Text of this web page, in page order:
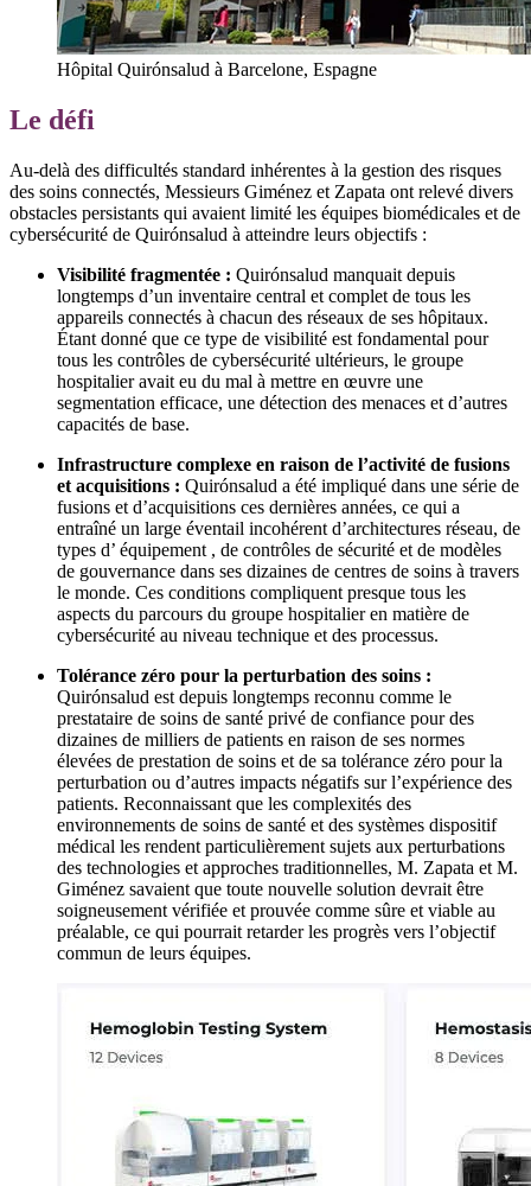
Hôpital Quirónsalud à Barcelone, Espagne
Le défi
Au-delà des difficultés standard inhérentes à la gestion des risques
des soins connectés, Messieurs Giménez et Zapata ont relevé divers
obstacles persistants qui avaient limité les équipes biomédicales et de
cybersécurité de Quirónsalud à atteindre leurs objectifs :
Visibilité fragmentée : Quirónsalud manquait depuis
longtemps d’un inventaire central et complet de tous les
appareils connectés à chacun des réseaux de ses hôpitaux.
Étant donné que ce type de visibilité est fondamental pour
tous les contrôles de cybersécurité ultérieurs, le groupe
hospitalier avait eu du mal à mettre en œuvre une
segmentation efficace, une détection des menaces et d’autres
capacités de base.
Infrastructure complexe en raison de l’activité de fusions
et acquisitions : Quirónsalud a été impliqué dans une série de
fusions et d’acquisitions ces dernières années, ce qui a
entraîné un large éventail incohérent d’architectures réseau, de
types d’ équipement , de contrôles de sécurité et de modèles
de gouvernance dans ses dizaines de centres de soins à travers
le monde. Ces conditions compliquent presque tous les
aspects du parcours du groupe hospitalier en matière de
cybersécurité au niveau technique et des processus.
Tolérance zéro pour la perturbation des soins :
Quirónsalud est depuis longtemps reconnu comme le
prestataire de soins de santé privé de confiance pour des
dizaines de milliers de patients en raison de ses normes
élevées de prestation de soins et de sa tolérance zéro pour la
perturbation ou d’autres impacts négatifs sur l’expérience des
patients. Reconnaissant que les complexités des
environnements de soins de santé et des systèmes dispositif
médical les rendent particulièrement sujets aux perturbations
des technologies et approches traditionnelles, M. Zapata et M.
Giménez savaient que toute nouvelle solution devrait être
soigneusement vérifiée et prouvée comme sûre et viable au
préalable, ce qui pourrait retarder les progrès vers l’objectif
commun de leurs équipes.